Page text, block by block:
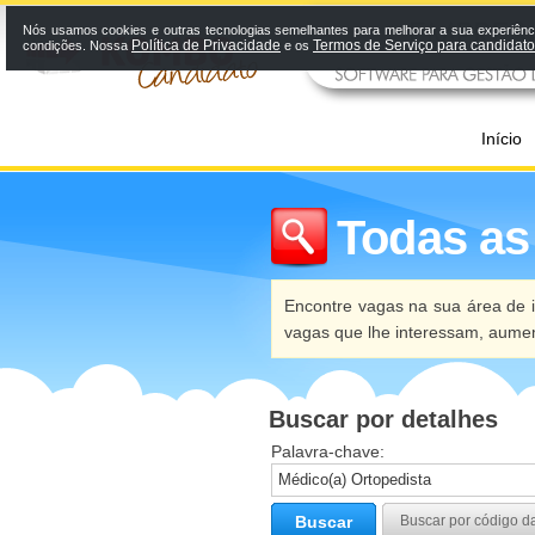
Início
Todas
Encontre vagas na sua área
vagas que lhe interessam,
Buscar por detalhes
Palavra-chave:
Buscar Buscar por código
Nós usamos cookies e outras tecnologias semelhantes para melhorar a sua
condições. Nossa Política de Privacidade e os Termos de Serviço para